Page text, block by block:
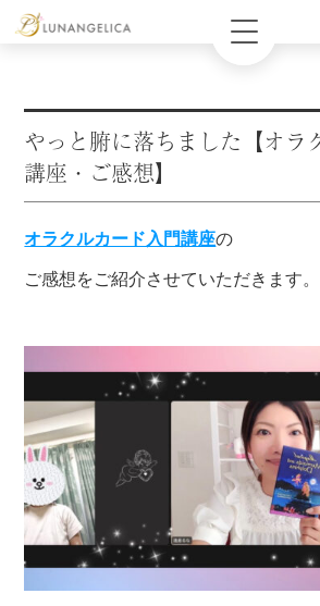
やっと腑に落ちました【オラ
講座・ご感想】
オラクルカード入門講座の
ご感想をご紹介させていただきます。